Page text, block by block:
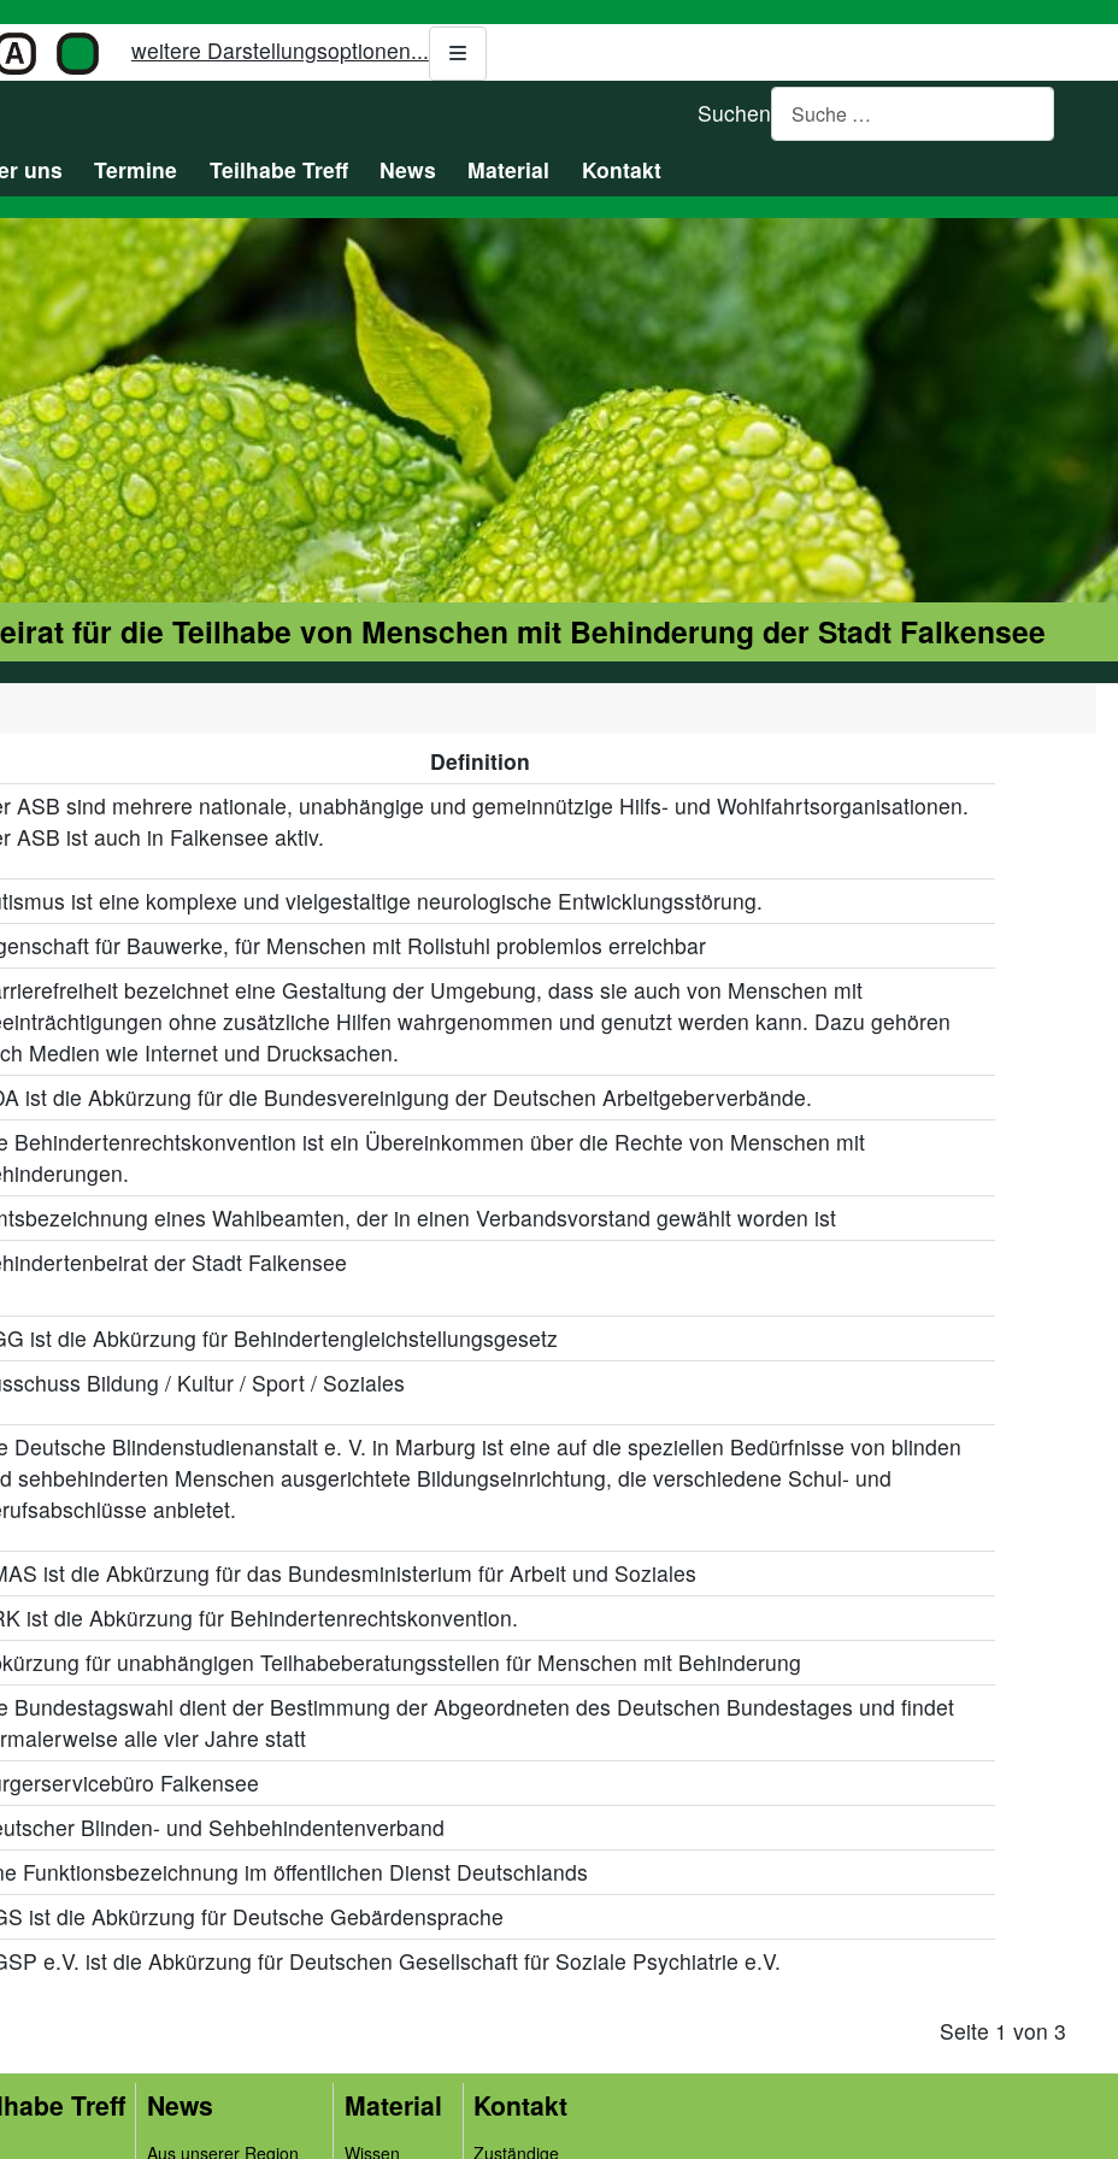
weitere Darstellungsoptionen...
uns Termine Teilhabe Treff News Material Kontakt
Suchen
für die Teilhabe von Menschen mit Behinderung der Stadt Falkensee
Definition
ASB sind mehrere nationale, unabhängige und gemeinnützige Hilfs- und Wohlfahrtsorganisationen.
ASB ist auch in Falkensee aktiv.
ist eine komplexe und vielgestaltige neurologische Entwicklungsstörung.
für Bauwerke, für Menschen mit Rollstuhl problemlos erreichbar
bezeichnet eine Gestaltung der Umgebung, dass sie auch von Menschen mit
ohne zusätzliche Hilfen wahrgenommen und genutzt werden kann. Dazu gehören
Medien wie Internet und Drucksachen.
ist die Abkürzung für die Bundesvereinigung der Deutschen Arbeitgeberverbände.
Behindertenrechtskonvention ist ein Übereinkommen über die Rechte von Menschen mit
eines Wahlbeamten, der in einen Verbandsvorstand gewählt worden ist
der Stadt Falkensee
ist die Abkürzung für Behindertengleichstellungsgesetz
Bildung / Kultur / Sport / Soziales
Deutsche Blindenstudienanstalt e. V. in Marburg ist eine auf die speziellen Bedürfnisse von blinden
sehbehinderten Menschen ausgerichtete Bildungseinrichtung, die verschiedene Schul- und
anbietet.
ist die Abkürzung für das Bundesministerium für Arbeit und Soziales
ist die Abkürzung für Behindertenrechtskonvention.
für unabhängigen Teilhabeberatungsstellen für Menschen mit Behinderung
Bundestagswahl dient der Bestimmung der Abgeordneten des Deutschen Bundestages und findet
alle vier Jahre statt
Falkensee
Blinden- und Sehbehindentenverband
Funktionsbezeichnung im öffentlichen Dienst Deutschlands
ist die Abkürzung für Deutsche Gebärdensprache
e.V. ist die Abkürzung für Deutschen Gesellschaft für Soziale Psychiatrie e.V.
Seite 1 von 3
Treff News
Aus unserer Region
Material
Wissen
Kontakt
Zuständige